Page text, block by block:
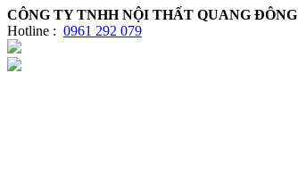
CÔNG TY TNHH NỘI THẤT QUANG ĐÔNG
Hotline : 0961 292 079